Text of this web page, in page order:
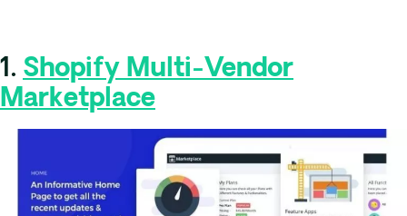
1. Shopify Multi-Vendor
Marketplace